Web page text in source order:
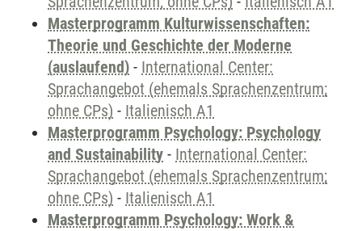
Masterprogramm Kulturwissenschaften:
Theorie und Geschichte der Moderne
(auslaufend) - International Center:
Sprachangebot (ehemals Sprachenzentrum;
ohne CPs) - Italienisch A1
Masterprogramm Psychology: Psychology
and Sustainability - International Center:
Sprachangebot (ehemals Sprachenzentrum;
ohne CPs) - Italienisch A1
Masterprogramm Psychology: Work &